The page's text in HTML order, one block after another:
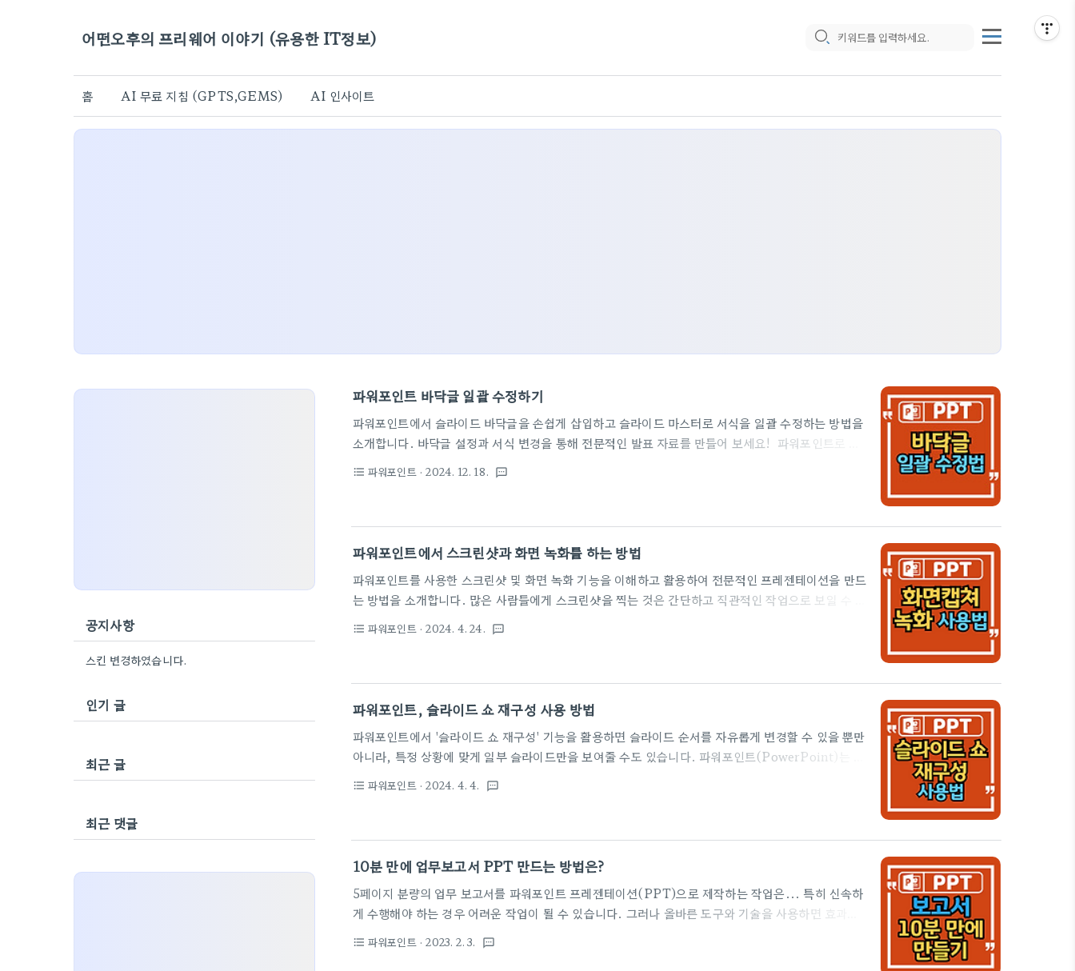
어떤오후의 프리웨어 이야기 (유용한 IT정보)
홈 AI 무료 지침 (GPTS,GEMS) AI 인사이트
파워포인트 바닥글 일괄 수정하기
파워포인트에서 슬라이드 바닥글을 손쉽게 삽입하고 슬라이드 마스터로 서식을 일괄 수정하는 방법을
소개합니다. 바닥글 설정과 서식 변경을 통해 전문적인 발표 자료를 만들어 보세요! 파워포인트로 프
때가 많습니다. 이때 사용하는 것이 바닥글 기능입니다. 바닥글은 슬라이드의 정체성을 명확히 하고,
니다. 이 문제를 해결하기 위해 슬라이드 마스터를 활용하면 효율적으로 작업할 수 있습니다. 💡 바닥
글 텍스트 삽입하기파워포인트에서 바닥글을 삽입하는 방법은 매우 간단합니다. 다음 단계를 차근차근
따라 하면 모든 슬라이드에 동..
format_list_bulleted 파워포인트 · 2024. 12. 18. textsms
파워포인트에서 스크린샷과 화면 녹화를 하는 방법
파워포인트를 사용한 스크린샷 및 화면 녹화 기능을 이해하고 활용하여 전문적인 프레젠테이션을 만드
는 방법을 소개합니다. 많은 사람들에게 스크린샷을 찍는 것은 간단하고 직관적인 작업으로 보일 수 있
찍어야 하는 사람들에게는 제3의 앱을 사용하는 것이 오히려 불편할 수 있습니다. 재미있는 사실은 파
들이 모른다는 것입니다. 마이크로소프트 오피스는 사용자가 오피스 앱, 특히 파워포인트를 사용하면
서 화면을 캡처해야 할 필요성을 이해하고 있습니다. 따라서 화면뿐만 아니라 실제로 프레젠테이션을
비디오 형태로 캡처할 수 있는 스크린..
format_list_bulleted 파워포인트 · 2024. 4. 24. textsms
파워포인트, 슬라이드 쇼 재구성 사용 방법
파워포인트에서 '슬라이드 쇼 재구성' 기능을 활용하면 슬라이드 순서를 자유롭게 변경할 수 있을 뿐만
아니라, 특정 상황에 맞게 일부 슬라이드만을 보여줄 수도 있습니다. 파워포인트(PowerPoint)는 강
그 중 일부 슬라이드만 보여주고 싶을 때가 있습니다. 이런 경우, '슬라이드 쇼 재구성' 기능을 사용하
분을 대상으로 한 소규모 발표에 매우 유용합니다. 예를 들어, 주제에 대한 20개의 슬라이드가 있는 슬
라이드쇼가 있고, 각각 다섯 개의 슬라이드로 구성된 소주제가 여러 개 있다고 가정해 보겠습니다. 각
소주제마다..
format_list_bulleted 파워포인트 · 2024. 4. 4. textsms
10분 만에 업무보고서 PPT 만드는 방법은?
5페이지 분량의 업무 보고서를 파워포인트 프레젠테이션(PPT)으로 제작하는 작업은... 특히 신속하
게 수행해야 하는 경우 어려운 작업이 될 수 있습니다. 그러나 올바른 도구와 기술을 사용하면 효과적
으로 변환하는 데 도움이 되는 5가지 팁과 각각의 실용적인 예시를 공유합니다. 1. 미리 계획하기 :
format_list_bulleted 파워포인트 · 2023. 2. 3. textsms
공지사항
스킨 변경하였습니다.
인기 글
최근 글
최근 댓글